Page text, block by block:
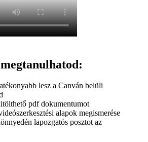
lesz a Canván belüli
pdf dokumentumot
alapok megismerése
lapozgatós posztot az